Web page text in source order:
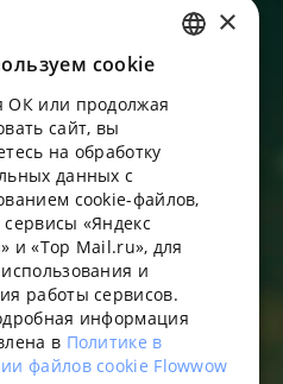
в области информационных
“Интернет” по размещению
о реализации товаров.
, включенных в реестр
вычислительных машин и
«ФЛАУВАУ»
г. Муниципальный округ
д. 9, помещ. 2/3.
15
ENGLISH
UKRAINIAN
PORTUGUESE
FRENCH
×
сookie
ОК или продолжая
сайт, вы
на обработку
данных с
cookie-файлов,
«Яндекс
и «Top Mail.ru», для
и
работы сервисов.
информация
в Политике в
файлов cookie Flowwow